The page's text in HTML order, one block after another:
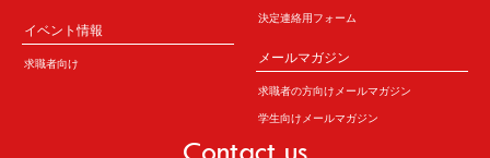
イベント情報
求職者向け
決定連絡用フォーム
メールマガジン
求職者の方向けメールマガジン
学生向けメールマガジン